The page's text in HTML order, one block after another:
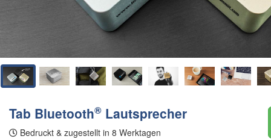
Tab Bluetooth® Lautsprecher
Bedruckt & zugestellt in 8 Werktagen